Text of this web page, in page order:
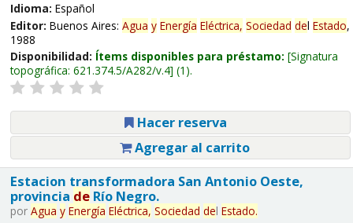
Idioma: Español
Editor: Buenos Aires: Agua y Energía Eléctrica, Sociedad del Estado,
1988
Disponibilidad: Ítems disponibles para préstamo: Signatura
topográfica: 621.374.5/A282/v.4 (1).
Hacer reserva
Agregar al carrito
Estacion transformadora San Antonio Oeste,
provincia deRío Negro.
por Agua y Energía Eléctrica, Sociedad del Estado.